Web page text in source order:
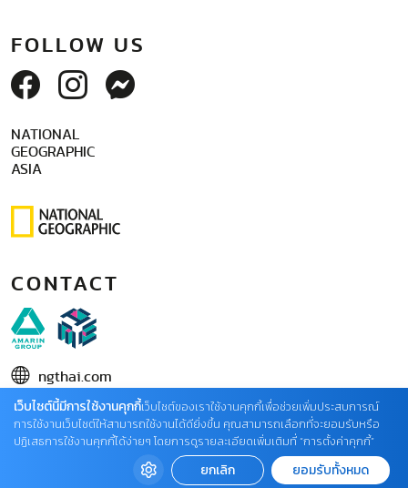
FOLLOW US
NATIONAL
GEOGRAPHIC
ASIA
CONTACT
ngthai.com
บริษัท เอเอ็มอี อิมเมจิเนทีฟ จำกัด
ในเครือ บริษัท อมรินทร์ คอร์เปอเรชั่นส์ จำกัด (มหาชน)
02 422 9999 ต่อ 4220
เว็บไซต์นี้มีการใช้งานคุกกี้เว็บไซต์ของเราใช้งานคุกกี้เพื่อช่วยเพิ่มประสบการณ์
การใช้งานเว็บไซต์ให้สามารถใช้งานได้ดียิ่งขึ้น คุณสามารถเลือกที่จะยอมรับหรือ
ปฏิเสธการใช้งานคุกกี้ได้ง่ายๆ โดยการดูรายละเอียดเพิ่มเติมที่ “การตั้งค่าคุกกี้”
ยกเลิก ยอมรับทั้งหมด